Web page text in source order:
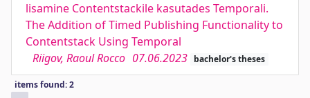
lisamine Contentstackile kasutades Temporali.
The Addition of Timed Publishing Functionality to
Contentstack Using Temporal
Riigov, Raoul Rocco 07.06.2023 bachelor's theses
items found: 2